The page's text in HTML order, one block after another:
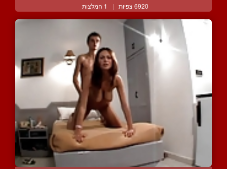
6920 צפיות | 1 המלצות